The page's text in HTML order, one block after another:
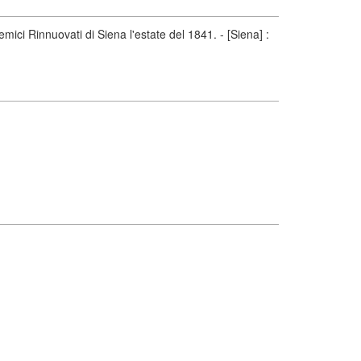
Rinnuovati di Siena l'estate del 1841. - [Siena] :